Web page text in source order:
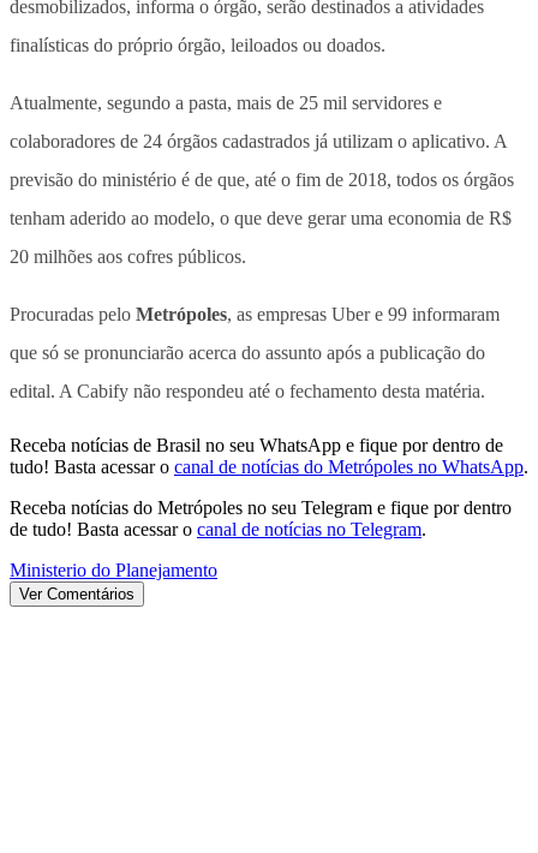
desmobilizados, informa o órgão, serão destinados a atividades
finalísticas do próprio órgão, leiloados ou doados.
Atualmente, segundo a pasta, mais de 25 mil servidores e
colaboradores de 24 órgãos cadastrados já utilizam o aplicativo. A
previsão do ministério é de que, até o fim de 2018, todos os órgãos
tenham aderido ao modelo, o que deve gerar uma economia de R$
20 milhões aos cofres públicos.
Procuradas pelo Metrópoles, as empresas Uber e 99 informaram
que só se pronunciarão acerca do assunto após a publicação do
edital. A Cabify não respondeu até o fechamento desta matéria.
Receba notícias de Brasil no seu WhatsApp e fique por dentro de
tudo! Basta acessar o canal de notícias do Metrópoles no WhatsApp.
Receba notícias do Metrópoles no seu Telegram e fique por dentro
de tudo! Basta acessar o canal de notícias no Telegram.
Ministerio do Planejamento
Ver Comentários